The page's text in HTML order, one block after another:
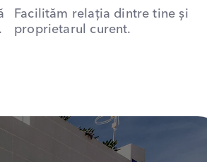
Facilităm relația dintre tine și
proprietarul curent.